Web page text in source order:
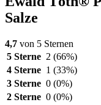
Salze
4,7 von 5 Sternen
5 Sterne 2 (66%)
4 Sterne 1 (33%)
3 Sterne 0 (0%)
2 Sterne 0 (0%)